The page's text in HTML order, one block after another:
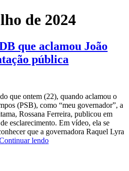
de 2024
que aclamou João
pública
que ontem (22), quando aclamou o
(PSB), como “meu governador”, a
Rossana Ferreira, publicou em
esclarecimento. Em vídeo, ela se
que a governadora Raquel Lyra
lendoVereadora